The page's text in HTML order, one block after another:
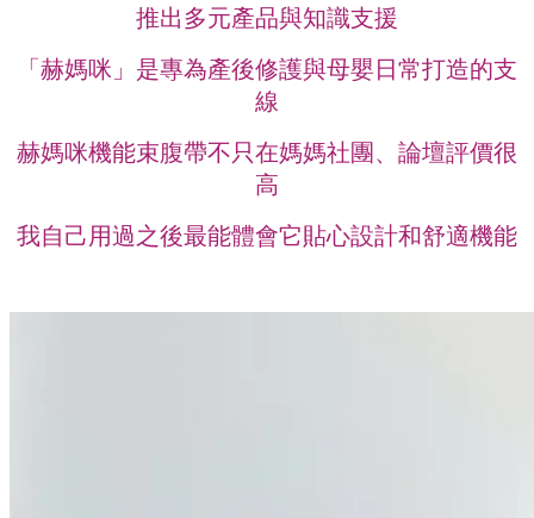
推出多元產品與知識支援
「赫媽咪」是專為產後修護與母嬰日常打造的支
線
赫媽咪機能束腹帶不只在媽媽社團、論壇評價很
高
我自己用過之後最能體會它貼心設計和舒適機能